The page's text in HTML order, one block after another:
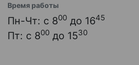
Время работы
Пн-Чт: с 800 до 1645
Пт: с 800 до 1530